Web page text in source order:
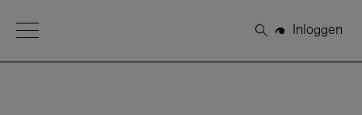
Open Menu
Zoeken
Inloggen